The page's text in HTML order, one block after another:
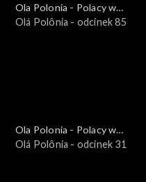
Ola Polonia - Polacy w
Brazylii i Ameryce
Olá Polônia - odcinek 85
Ola Polonia - Polacy w
Brazylii i Ameryce
Olá Polônia - odcinek 31